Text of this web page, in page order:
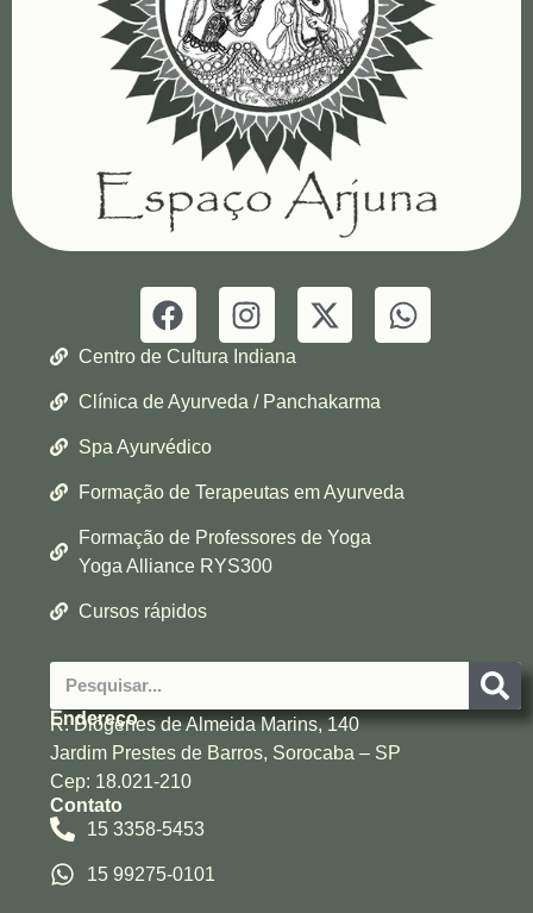
Centro de Cultura Indiana
Clínica de Ayurveda / Panchakarma
Spa Ayurvédico
Formação de Terapeutas em Ayurveda
Formação de Professores de Yoga
Yoga Alliance RYS300
Cursos rápidos
Endereço
R. Diógenes de Almeida Marins, 140
Jardim Prestes de Barros, Sorocaba – SP
Cep: 18.021-210
Contato
15 3358-5453
15 99275-0101